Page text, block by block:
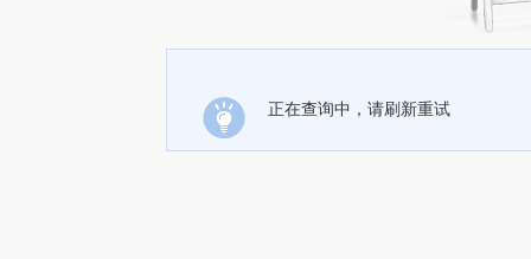
正在查询中，请刷新重试